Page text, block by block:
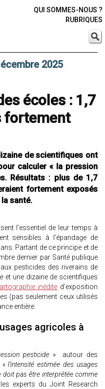
QUI SOMMES-NOUS ?
RUBRIQUES
2025
écoles : 1,7
fortement
de scientifiques ont
calculer « la pression
Résultats : plus de 1,7
fortement exposés
santé.
l’essentiel de leur temps à
sensibles à l’épandage de
Partant de ce principe et de
dernier par Santé publique
pesticides des riverains de
et une dizaine de scientifiques
inédite d’exposition
(pas seulement ceux utilisés
entière.
agricoles à
pesticide » autour des
«l’intensité estimée des usages
doit pas être interprétée comme
experts du Joint Research